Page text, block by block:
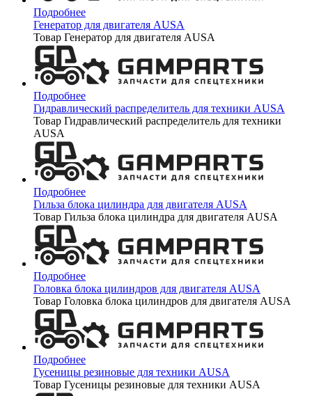
Подробнее
Генератор для двигателя AUSA
Товар Генератор для двигателя AUSA
Подробнее
Гидравлический распределитель для техники AUSA
Товар Гидравлический распределитель для техники
AUSA
Подробнее
Гильза блока цилиндра для двигателя AUSA
Товар Гильза блока цилиндра для двигателя AUSA
Подробнее
Головка блока цилиндров для двигателя AUSA
Товар Головка блока цилиндров для двигателя AUSA
Подробнее
Гусеницы резиновые для техники AUSA
Товар Гусеницы резиновые для техники AUSA